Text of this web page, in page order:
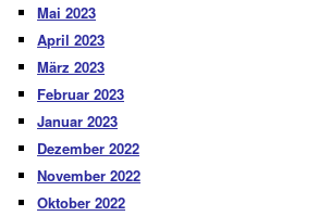
Mai 2023
April 2023
März 2023
Februar 2023
Januar 2023
Dezember 2022
November 2022
Oktober 2022